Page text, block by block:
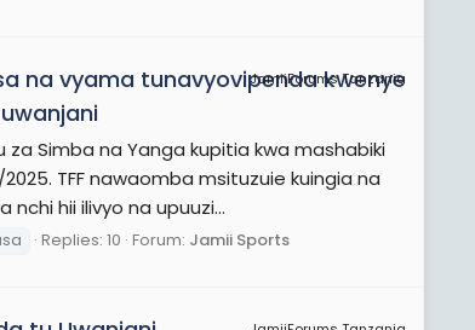
JamiiForums Tanzania
na vyama tunavyovipenda kwenye
Simba na Yanga kupitia kwa mashabiki
TFF nawaomba msituzuie kuingia na
hii ilivyo na upuuzi...
Replies: 10 Forum: Jamii Sports